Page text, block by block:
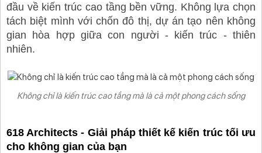
đầu về kiến trúc cao tầng bền vững. Không lựa chọn
tách biệt mình với chốn đô thị, dự án tạo nên không
gian hòa hợp giữa con người - kiến trúc - thiên
nhiên.
Không chỉ là kiến trúc cao tầng mà là cả một phong cách sống
618 Architects - Giải pháp thiết kế kiến trúc tối ưu
cho không gian của bạn